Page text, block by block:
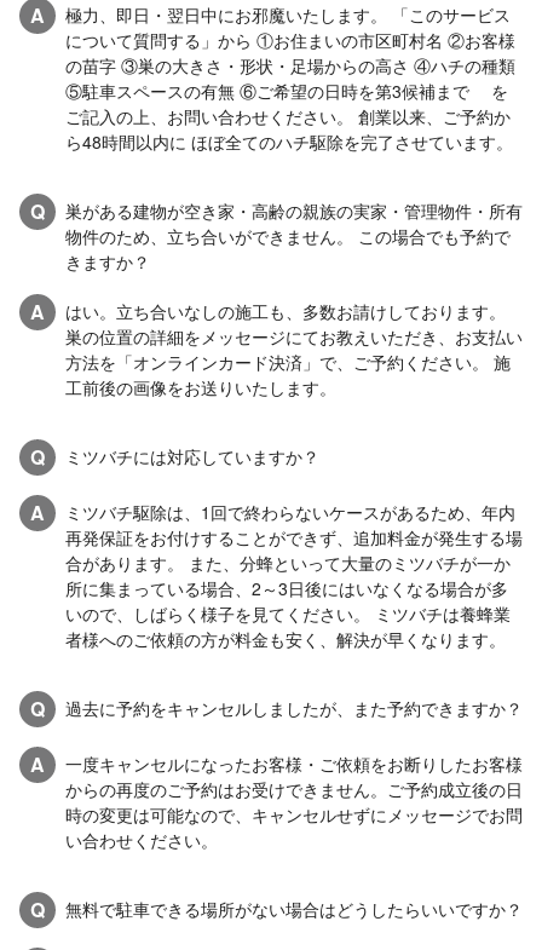
A
極力、即日・翌日中にお邪魔いたします。 「このサービス
について質問する」から ①お住まいの市区町村名 ②お客様
の苗字 ③巣の大きさ・形状・足場からの高さ ④ハチの種類
⑤駐車スペースの有無 ⑥ご希望の日時を第3候補まで を
ご記入の上、お問い合わせください。 創業以来、ご予約か
ら48時間以内に ほぼ全てのハチ駆除を完了させています。
Q
巣がある建物が空き家・高齢の親族の実家・管理物件・所有
物件のため、立ち合いができません。 この場合でも予約で
きますか？
A
はい。立ち合いなしの施工も、多数お請けしております。
巣の位置の詳細をメッセージにてお教えいただき、お支払い
方法を「オンラインカード決済」で、ご予約ください。 施
工前後の画像をお送りいたします。
Q ミツバチには対応していますか？
A
ミツバチ駆除は、1回で終わらないケースがあるため、年内
再発保証をお付けすることができず、追加料金が発生する場
合があります。 また、分蜂といって大量のミツバチが一か
所に集まっている場合、2～3日後にはいなくなる場合が多
いので、しばらく様子を見てください。 ミツバチは養蜂業
者様へのご依頼の方が料金も安く、解決が早くなります。
Q 過去に予約をキャンセルしましたが、また予約できますか？
A
一度キャンセルになったお客様・ご依頼をお断りしたお客様
からの再度のご予約はお受けできません。ご予約成立後の日
時の変更は可能なので、キャンセルせずにメッセージでお問
い合わせください。
Q 無料で駐車できる場所がない場合はどうしたらいいですか？